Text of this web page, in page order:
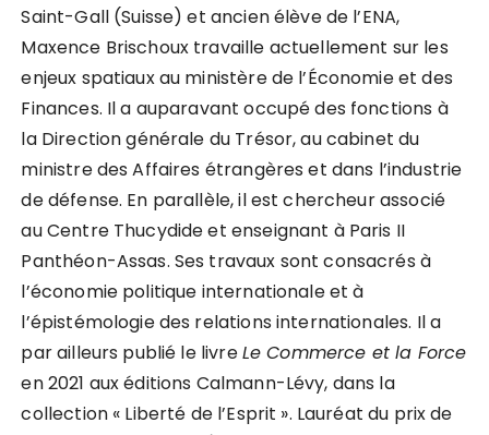
Saint-Gall (Suisse) et ancien élève de l’ENA,
Maxence Brischoux travaille actuellement sur les
enjeux spatiaux au ministère de l’Économie et des
Finances. Il a auparavant occupé des fonctions à
la Direction générale du Trésor, au cabinet du
ministre des Affaires étrangères et dans l’industrie
de défense. En parallèle, il est chercheur associé
au Centre Thucydide et enseignant à Paris II
Panthéon-Assas. Ses travaux sont consacrés à
l’économie politique internationale et à
l’épistémologie des relations internationales. Il a
par ailleurs publié le livreLe Commerce et la Force
en 2021 aux éditions Calmann-Lévy, dans la
collection « Liberté de l’Esprit ». Lauréat du prix de